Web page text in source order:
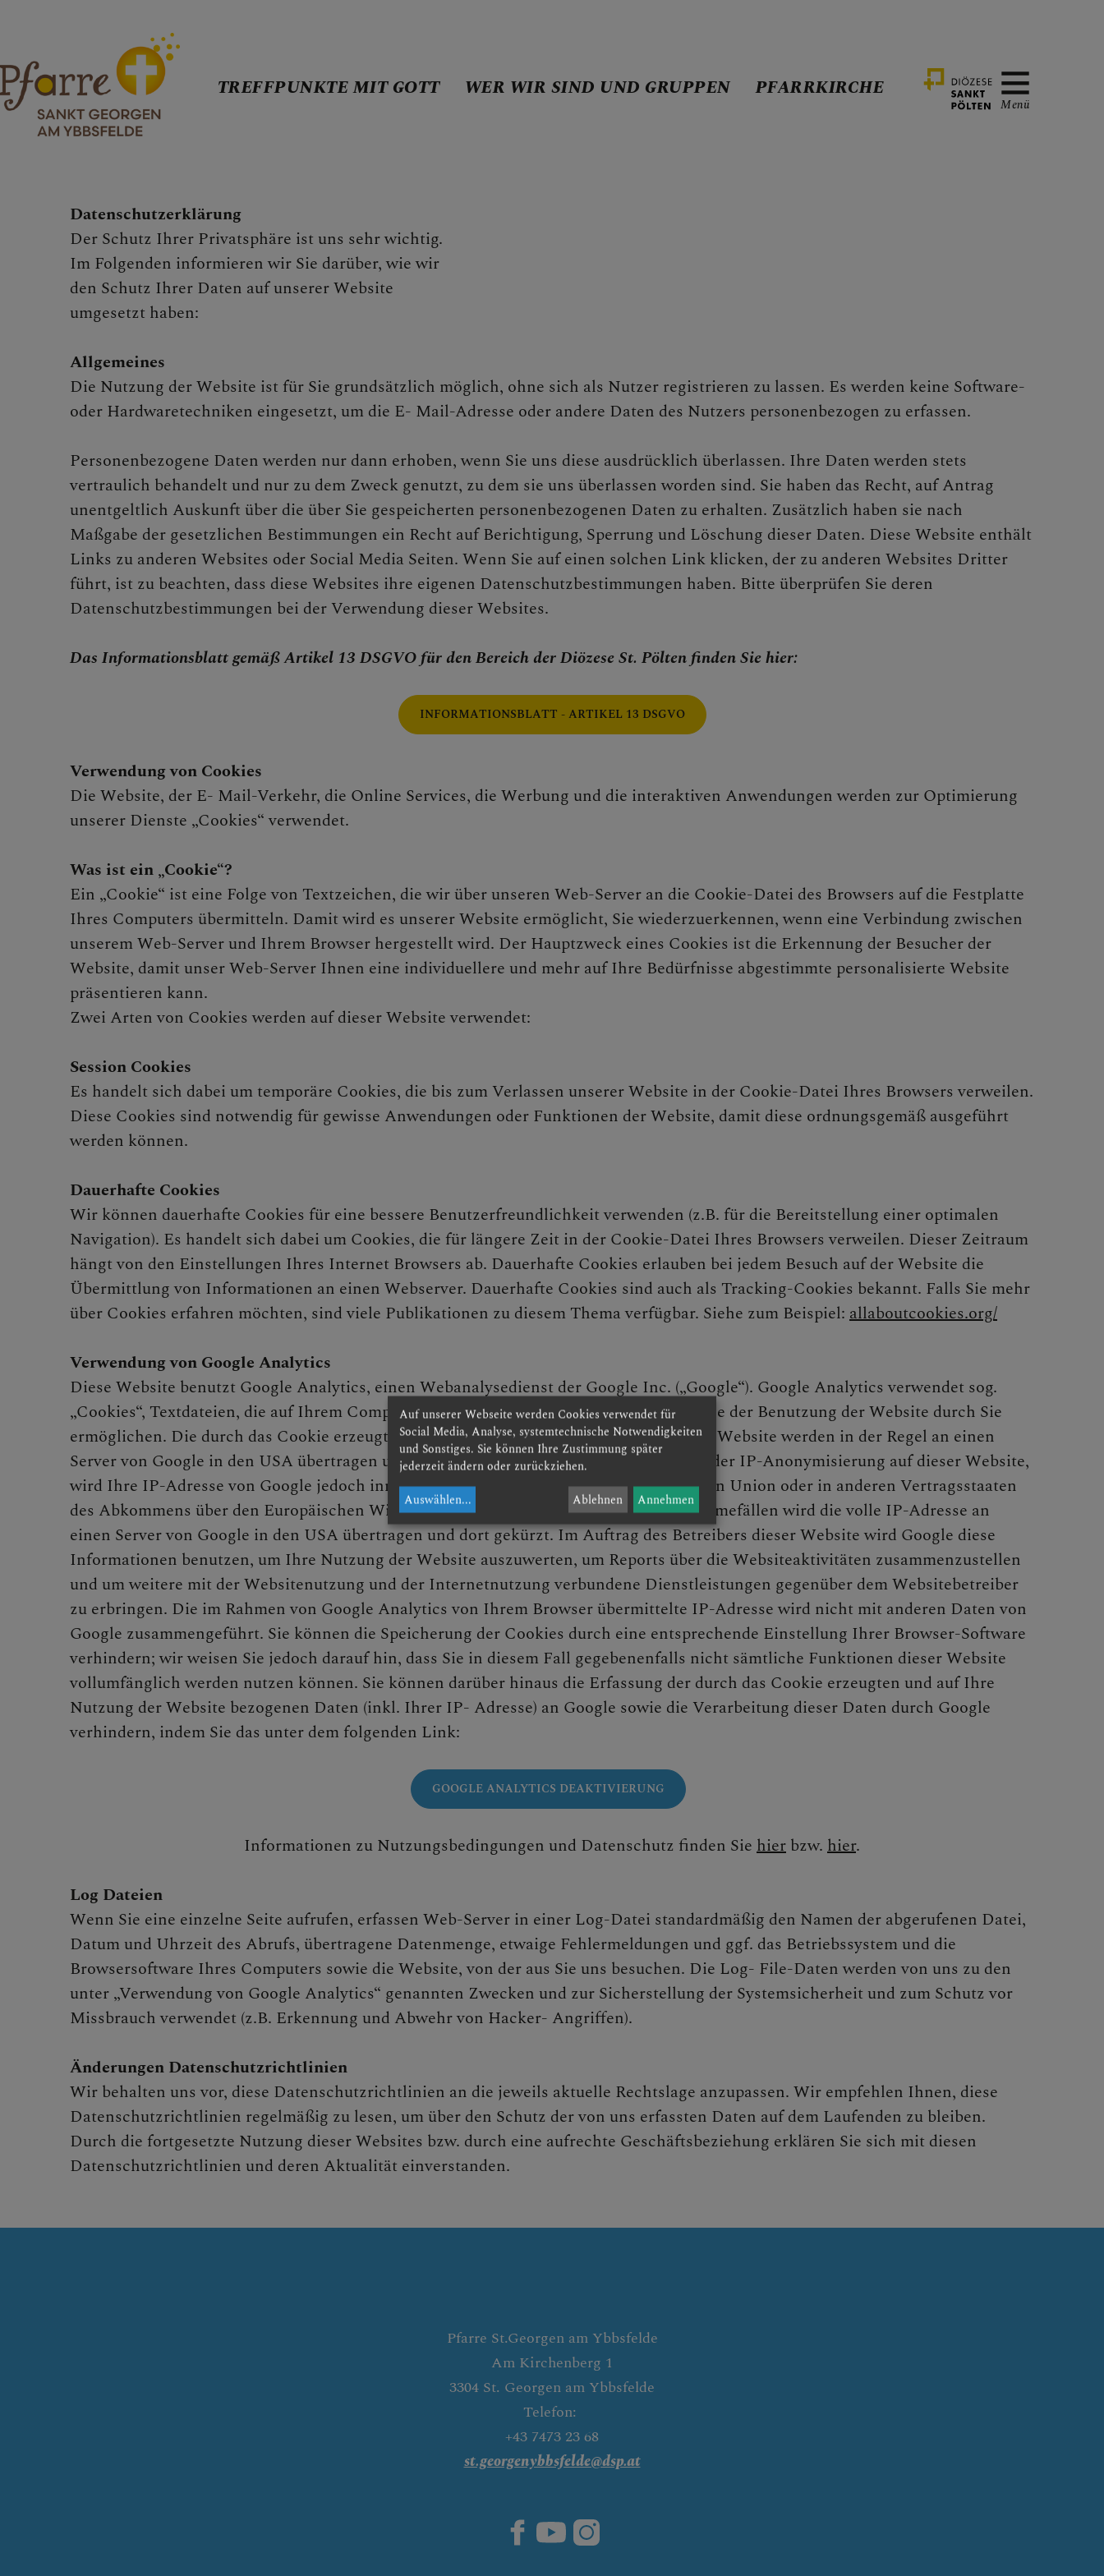
WER WIR SIND UND GRUPPEN
TREFFPUNKTE MIT GOTT WER WIR SIND UND GRUPPEN PFARRKIRCHE
Menü
Datenschutzerklärung
Der Schutz Ihrer Privatsphäre ist uns sehr wichtig.
Im Folgenden informieren wir Sie darüber, wie wir
den Schutz Ihrer Daten auf unserer Website
umgesetzt haben:
Allgemeines
Die Nutzung der Website ist für Sie grundsätzlich möglich, ohne sich als Nutzer registrieren zu lassen. Es werden keine Software-
oder Hardwaretechniken eingesetzt, um die E- Mail-Adresse oder andere Daten des Nutzers personenbezogen zu erfassen.
Personenbezogene Daten werden nur dann erhoben, wenn Sie uns diese ausdrücklich überlassen. Ihre Daten werden stets
vertraulich behandelt und nur zu dem Zweck genutzt, zu dem sie uns überlassen worden sind. Sie haben das Recht, auf Antrag
unentgeltlich Auskunft über die über Sie gespeicherten personenbezogenen Daten zu erhalten. Zusätzlich haben sie nach
Maßgabe der gesetzlichen Bestimmungen ein Recht auf Berichtigung, Sperrung und Löschung dieser Daten. Diese Website enthält
Links zu anderen Websites oder Social Media Seiten. Wenn Sie auf einen solchen Link klicken, der zu anderen Websites Dritter
führt, ist zu beachten, dass diese Websites ihre eigenen Datenschutzbestimmungen haben. Bitte überprüfen Sie deren
Datenschutzbestimmungen bei der Verwendung dieser Websites.
Das Informationsblatt gemäß Artikel 13 DSGVO für den Bereich der Diözese St. Pölten finden Sie hier:
INFORMATIONSBLATT - ARTIKEL 13 DSGVO
Verwendung von Cookies
Die Website, der E- Mail-Verkehr, die Online Services, die Werbung und die interaktiven Anwendungen werden zur Optimierung
unserer Dienste „Cookies“ verwendet.
Was ist ein „Cookie“?
Ein „Cookie“ ist eine Folge von Textzeichen, die wir über unseren Web-Server an die Cookie-Datei des Browsers auf die Festplatte
Ihres Computers übermitteln. Damit wird es unserer Website ermöglicht, Sie wiederzuerkennen, wenn eine Verbindung zwischen
unserem Web-Server und Ihrem Browser hergestellt wird. Der Hauptzweck eines Cookies ist die Erkennung der Besucher der
Website, damit unser Web-Server Ihnen eine individuellere und mehr auf Ihre Bedürfnisse abgestimmte personalisierte Website
präsentieren kann.
Zwei Arten von Cookies werden auf dieser Website verwendet:
Session Cookies
Es handelt sich dabei um temporäre Cookies, die bis zum Verlassen unserer Website in der Cookie-Datei Ihres Browsers verweilen.
Diese Cookies sind notwendig für gewisse Anwendungen oder Funktionen der Website, damit diese ordnungsgemäß ausgeführt
werden können.
Dauerhafte Cookies
Wir können dauerhafte Cookies für eine bessere Benutzerfreundlichkeit verwenden (z.B. für die Bereitstellung einer optimalen
Navigation). Es handelt sich dabei um Cookies, die für längere Zeit in der Cookie-Datei Ihres Browsers verweilen. Dieser Zeitraum
hängt von den Einstellungen Ihres Internet Browsers ab. Dauerhafte Cookies erlauben bei jedem Besuch auf der Website die
Übermittlung von Informationen an einen Webserver. Dauerhafte Cookies sind auch als Tracking-Cookies bekannt. Falls Sie mehr
über Cookies erfahren möchten, sind viele Publikationen zu diesem Thema verfügbar. Siehe zum Beispiel: allaboutcookies.org/
Verwendung von Google Analytics
Diese Website benutzt Google Analytics, einen Webanalysedienst der Google Inc. („Google“). Google Analytics verwendet sog.
„Cookies“, Textdateien, die auf Ihrem Computer gespeichert werden und die eine Analyse der Benutzung der Website durch Sie
ermöglichen. Die durch das Cookie erzeugte Informationen über Ihre Benutzung dieser Website werden in der Regel an einen
Server von Google in den USA übertragen und dort gespeichert. Durch die Aktivierung der IP-Anonymisierung auf dieser Website,
wird Ihre IP-Adresse von Google jedoch innerhalb von Mitgliedstaaten der Europäischen Union oder in anderen Vertragsstaaten
des Abkommens über den Europäischen Wirtschaftsraum zuvor gekürzt. Nur in Ausnahmefällen wird die volle IP-Adresse an
einen Server von Google in den USA übertragen und dort gekürzt. Im Auftrag des Betreibers dieser Website wird Google diese
Informationen benutzen, um Ihre Nutzung der Website auszuwerten, um Reports über die Websiteaktivitäten zusammenzustellen
und um weitere mit der Websitenutzung und der Internetnutzung verbundene Dienstleistungen gegenüber dem Websitebetreiber
zu erbringen. Die im Rahmen von Google Analytics von Ihrem Browser übermittelte IP-Adresse wird nicht mit anderen Daten von
Google zusammengeführt. Sie können die Speicherung der Cookies durch eine entsprechende Einstellung Ihrer Browser-Software
verhindern; wir weisen Sie jedoch darauf hin, dass Sie in diesem Fall gegebenenfalls nicht sämtliche Funktionen dieser Website
vollumfänglich werden nutzen können. Sie können darüber hinaus die Erfassung der durch das Cookie erzeugten und auf Ihre
Nutzung der Website bezogenen Daten (inkl. Ihrer IP- Adresse) an Google sowie die Verarbeitung dieser Daten durch Google
verhindern, indem Sie das unter dem folgenden Link:
GOOGLE ANALYTICS DEAKTIVIERUNG
Informationen zu Nutzungsbedingungen und Datenschutz finden Sie hier bzw. hier.
Log Dateien
Wenn Sie eine einzelne Seite aufrufen, erfassen Web-Server in einer Log-Datei standardmäßig den Namen der abgerufenen Datei,
Datum und Uhrzeit des Abrufs, übertragene Datenmenge, etwaige Fehlermeldungen und ggf. das Betriebssystem und die
Browsersoftware Ihres Computers sowie die Website, von der aus Sie uns besuchen. Die Log- File-Daten werden von uns zu den
unter „Verwendung von Google Analytics“ genannten Zwecken und zur Sicherstellung der Systemsicherheit und zum Schutz vor
Missbrauch verwendet (z.B. Erkennung und Abwehr von Hacker- Angriffen).
Änderungen Datenschutzrichtlinien
Wir behalten uns vor, diese Datenschutzrichtlinien an die jeweils aktuelle Rechtslage anzupassen. Wir empfehlen Ihnen, diese
Datenschutzrichtlinien regelmäßig zu lesen, um über den Schutz der von uns erfassten Daten auf dem Laufenden zu bleiben.
Durch die fortgesetzte Nutzung dieser Websites bzw. durch eine aufrechte Geschäftsbeziehung erklären Sie sich mit diesen
Datenschutzrichtlinien und deren Aktualität einverstanden.
Pfarre St.Georgen am Ybbsfelde
Am Kirchenberg 1
3304 St. Georgen am Ybbsfelde
Telefon:
+43 7473 23 68
st.georgenybbsfelde@dsp.at
Auf unserer Webseite werden Cookies verwendet für
Social Media, Analyse, systemtechnische Notwendigkeiten
und Sonstiges. Sie können Ihre Zustimmung später
jederzeit ändern oder zurückziehen.
Auswählen... Ablehnen Annehmen